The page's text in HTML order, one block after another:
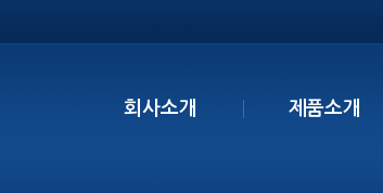
회사소개 제품소개